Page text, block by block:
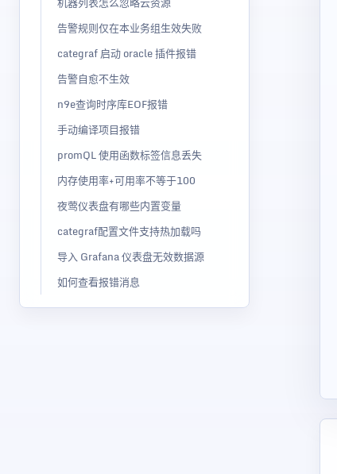
告警规则仅在本业务组生效失败
categraf 启动 oracle 插件报错
告警自愈不生效
n9e查询时序库EOF报错
手动编译项目报错
promQL 使用函数标签信息丢失
内存使用率+可用率不等于100
夜莺仪表盘有哪些内置变量
categraf配置文件支持热加载吗
导入 Grafana 仪表盘无效数据源
如何查看报错消息